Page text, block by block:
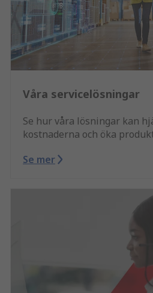
Våra servicelösningar
Se hur våra lösningar kan
kostnaderna och öka
Se mer